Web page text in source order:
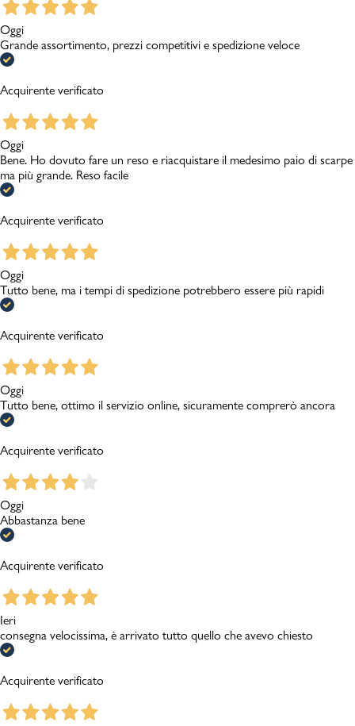
Oggi
Grande assortimento, prezzi competitivi e spedizione veloce
Acquirente verificato
Oggi
Bene. Ho dovuto fare un reso e riacquistare il medesimo paio di scarpe
ma più grande. Reso facile
Acquirente verificato
Oggi
Tutto bene, ma i tempi di spedizione potrebbero essere più rapidi
Acquirente verificato
Oggi
Tutto bene, ottimo il servizio online, sicuramente comprerò ancora
Acquirente verificato
Oggi
Abbastanza bene
Acquirente verificato
Ieri
consegna velocissima, è arrivato tutto quello che avevo chiesto
Acquirente verificato